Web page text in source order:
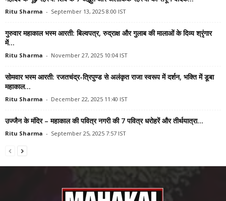
Ritu Sharma - September 13, 2025 8:00 IST
गुरुवार महाकाल भस्म आरती: बिल्वपत्र, रुद्राक्ष और गुलाब की मालाओं के दिव्य श्रृंगार
में...
Ritu Sharma - November 27, 2025 10:04 IST
सोमवार भस्म आरती: रजतचंद्र-त्रिपुण्ड से अलंकृत राजा स्वरूप में दर्शन, भक्ति में डूबा
महाकाल...
Ritu Sharma - December 22, 2025 11:40 IST
उज्जैन के मंदिर – महाकाल की पवित्र नगरी की 7 पवित्र धरोहरें और तीर्थयात्रा...
Ritu Sharma - September 25, 2025 7:57 IST